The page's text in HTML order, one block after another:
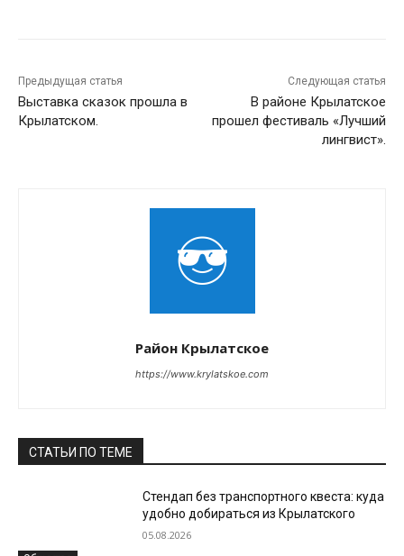
Предыдущая статья
Выставка сказок прошла в
Крылатском.
Следующая статья
В районе Крылатское
прошел фестиваль «Лучший
лингвист».
Район Крылатское
https://www.krylatskoe.com
СТАТЬИ ПО ТЕМЕ
Стендап без транспортного квеста: куда
удобно добираться из Крылатского
05.08.2026